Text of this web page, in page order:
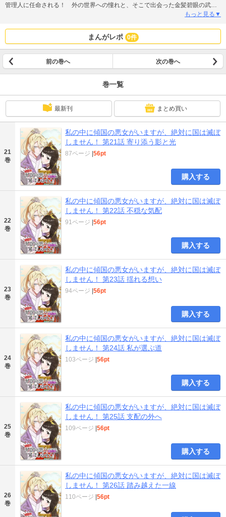
管理人に任命される！ 外の世界への憧れと、そこで出会った金髪碧眼の武
官・洸月への想い。だが胸の奥では、妖艶で狡猾なもうひとりの自分・妲己が
華ロマンスコメディ開幕！
もっと見る▼
まんがレポ 0件
前の巻へ 次の巻へ
巻一覧
最新刊 まとめ買い
21
巻
私の中に傾国の悪女がいますが、絶対に国は滅ぼ
しません！ 第21話 寄り添う影と光
87ページ |56pt
購入する
22
巻
私の中に傾国の悪女がいますが、絶対に国は滅ぼ
しません！ 第22話 不穏な気配
91ページ |56pt
購入する
23
巻
私の中に傾国の悪女がいますが、絶対に国は滅ぼ
しません！ 第23話 揺れる想い
94ページ |56pt
購入する
24
巻
私の中に傾国の悪女がいますが、絶対に国は滅ぼ
しません！ 第24話 私が選ぶ道
103ページ |56pt
購入する
25
巻
私の中に傾国の悪女がいますが、絶対に国は滅ぼ
しません！ 第25話 支配の外へ
109ページ |56pt
購入する
26
巻
私の中に傾国の悪女がいますが、絶対に国は滅ぼ
しません！ 第26話 踏み越えた一線
110ページ |56pt